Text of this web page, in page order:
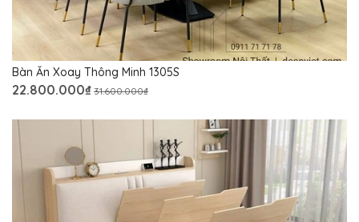
Bàn Ăn Xoay Thông Minh 1305S
22.800.000₫ 31.600.000₫